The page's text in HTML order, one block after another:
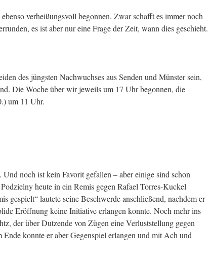
verheißungsvoll begonnen. Zwar schafft es immer noch
es ist aber nur eine Frage der Zeit, wann dies geschieht.
des jüngsten Nachwuchses aus Senden und Münster sein,
Die Woche über wir jeweils um 17 Uhr begonnen, die
um 11 Uhr.
noch ist kein Favorit gefallen – aber einige sind schon
heute in ein Remis gegen Rafael Torres-Kuckel
gespielt“ lautete seine Beschwerde anschließend, nachdem er
Eröffnung keine Initiative erlangen konnte. Noch mehr ins
der über Dutzende von Zügen eine Verluststellung gegen
Ende konnte er aber Gegenspiel erlangen und mit Ach und